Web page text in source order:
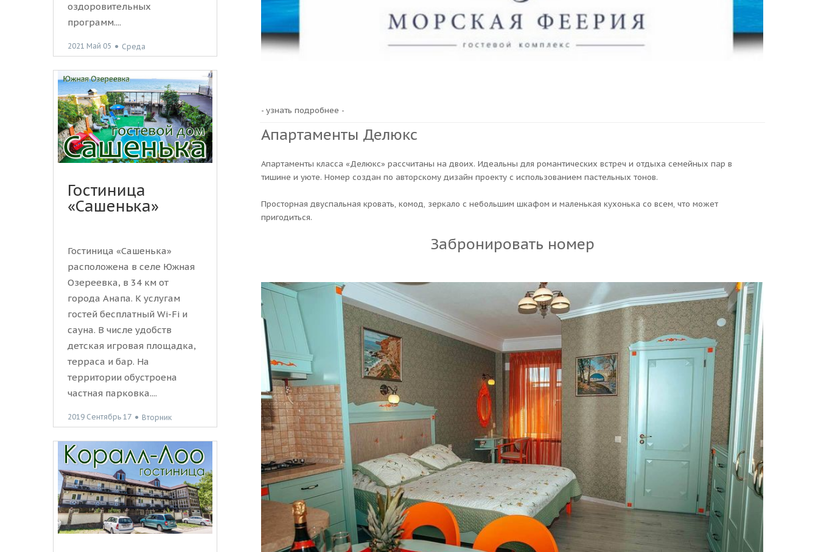
- узнать подробнее -
Апартаменты Делюкс
Апартаменты класса «Делюкс» рассчитаны на двоих. Идеальны для романтических встреч и отдыха семейных пар в
тишине и уюте. Номер создан по авторскому дизайн проекту с использованием пастельных тонов.
Просторная двуспальная кровать, комод, зеркало с небольшим шкафом и маленькая кухонька со всем, что может
пригодиться.
Забронировать номер
оздоровительных
программ....
2021 Май 05 ● Среда
Гостиница
«Сашенька»
Гостиница «Сашенька»
расположена в селе Южная
Озереевка, в 34 км от
города Анапа. К услугам
гостей бесплатный Wi-Fi и
сауна. В числе удобств
детская игровая площадка,
терраса и бар. На
территории обустроена
частная парковка....
2019 Сентябрь 17 ● Вторник